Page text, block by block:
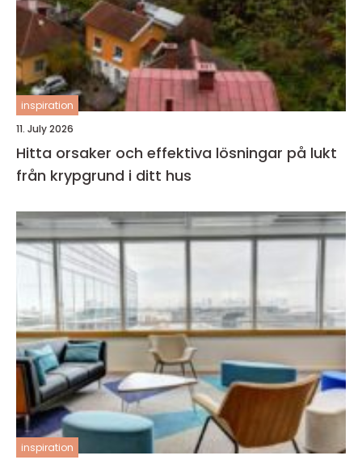
inspiration
11. July 2026
Hitta orsaker och effektiva lösningar på lukt
från krypgrund i ditt hus
inspiration